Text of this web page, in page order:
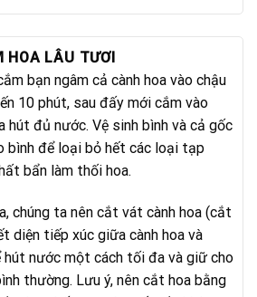
là:
tại
950.000₫.
HOA LÂU TƯƠI
bạn ngâm cả cành hoa vào chậu
10 phút, sau đấy mới cắm vào
hút đủ nước. Vệ sinh bình và cả gốc
bình để loại bỏ hết các loại tạp
bẩn làm thối hoa.
chúng ta nên cắt vát cành hoa (cắt
diện tiếp xúc giữa cành hoa và
hút nước một cách tối đa và giữ cho
thường. Lưu ý, nên cắt hoa bằng